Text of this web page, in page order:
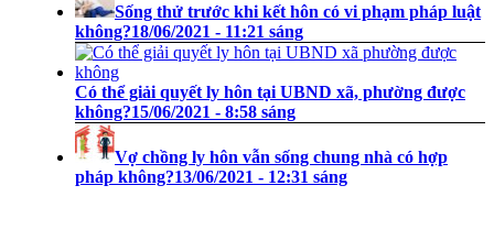
Sống thử trước khi kết hôn có vi phạm pháp luật
không?18/06/2021 - 11:21 sáng
Có thể giải quyết ly hôn tại UBND xã, phường được
không?15/06/2021 - 8:58 sáng
Vợ chồng ly hôn vẫn sống chung nhà có hợp
pháp không?13/06/2021 - 12:31 sáng